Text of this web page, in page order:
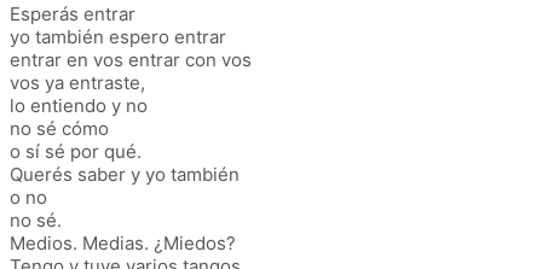
Esperás entrar
yo también espero entrar
entrar en vos entrar con vos
vos ya entraste,
lo entiendo y no
no sé cómo
o sí sé por qué.
Querés saber y yo también
o no
no sé.
Medios. Medias. ¿Miedos?